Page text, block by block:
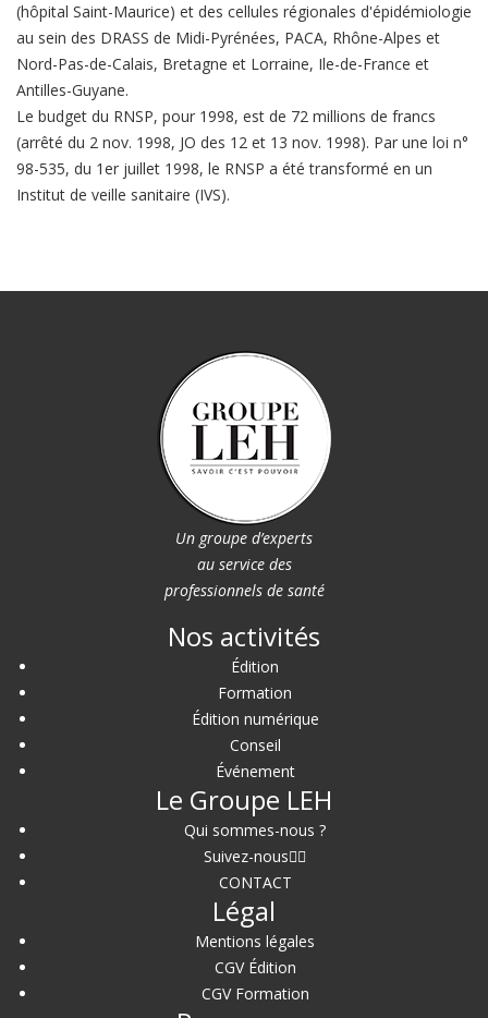
(hôpital Saint-Maurice) et des cellules régionales d'épidémiologie
au sein des DRASS de Midi-Pyrénées, PACA, Rhône-Alpes et
Nord-Pas-de-Calais, Bretagne et Lorraine, Ile-de-France et
Antilles-Guyane.
Le budget du RNSP, pour 1998, est de 72 millions de francs
(arrêté du 2 nov. 1998, JO des 12 et 13 nov. 1998). Par une loi n°
98-535, du 1er juillet 1998, le RNSP a été transformé en un
Institut de veille sanitaire (IVS).
Un groupe d’experts
au service des
professionnels de santé
Nos activités
Édition
Formation
Édition numérique
Conseil
Événement
Le Groupe LEH
Qui sommes-nous ?
Suivez-nous
CONTACT
Légal
Mentions légales
CGV Édition
CGV Formation